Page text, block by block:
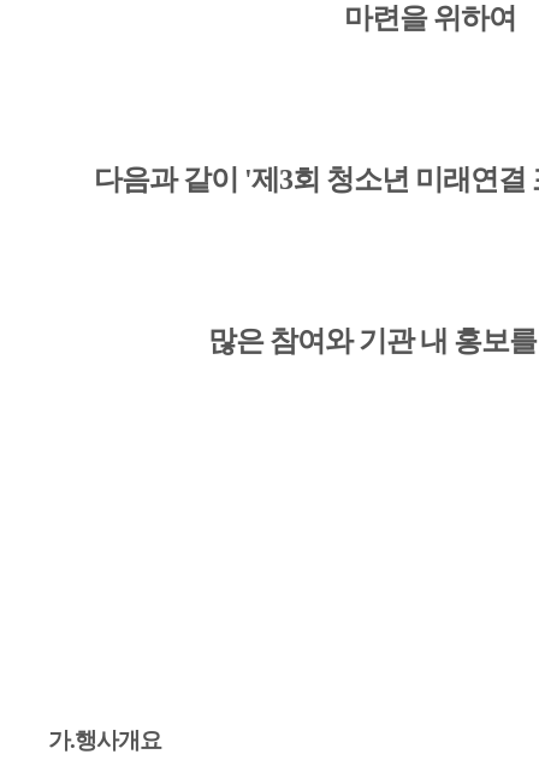
마련을 위하여
다음과 같이 '제3회 청소년 미래연
많은 참여와 기관 내 홍보
가.행사개요